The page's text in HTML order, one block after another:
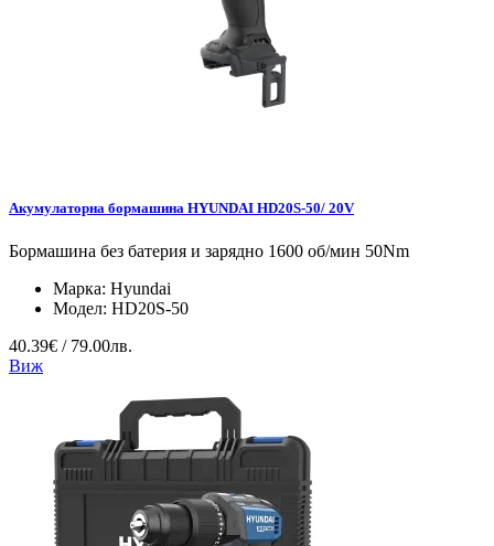
Акумулаторна бормашина HYUNDAI HD20S-50/ 20V
Бормашина без батерия и зарядно 1600 об/мин 50Nm
Марка: Hyundai
Модел: HD20S-50
40.39€ / 79.00лв.
Виж